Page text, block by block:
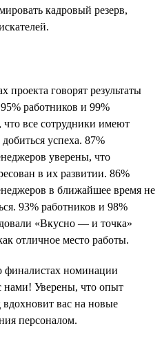
кадровый резерв,
проекта говорят результаты
работников и 99%
все сотрудники имеют
успеха. 87%
уверены, что
в их развитии. 86%
в ближайшее время не
93% работников и 98%
«Вкусно — и точка»
отличное место работы.
финалистах номинации
нами! Уверены, что опыт
вас на новые
персоналом.